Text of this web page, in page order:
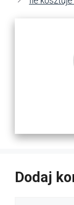
Dodaj